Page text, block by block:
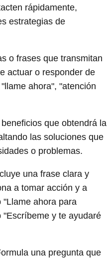
rápidamente,
estrategias de
o frases que transmitan
actuar o responder de
ahora", "atención
que obtendrá la
las soluciones que
o problemas.
una frase clara y
a tomar acción y a
"Llame ahora para
y te ayudaré
una pregunta que